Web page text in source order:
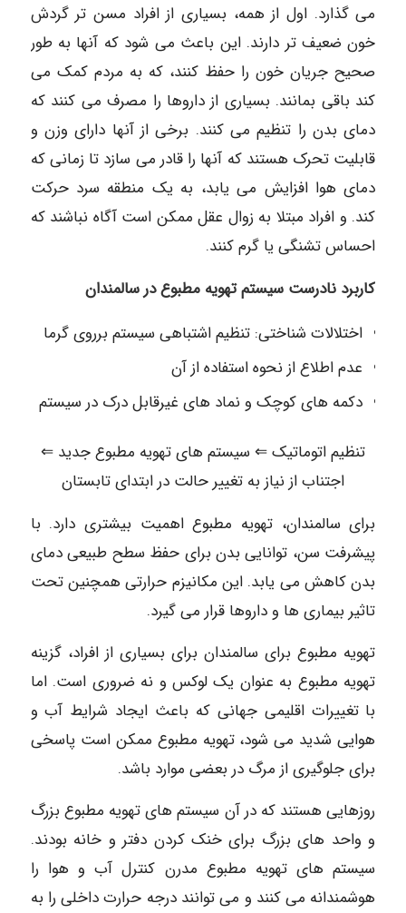
می گذارد. اول از همه، بسیاری از افراد مسن تر گردش
خون ضعیف تر دارند. این باعث می شود که آنها به طور
صحیح جریان خون را حفظ کنند، که به مردم کمک می
کند باقی بمانند. بسیاری از داروها را مصرف می کنند که
دمای بدن را تنظیم می کنند. برخی از آنها دارای وزن و
قابلیت تحرک هستند که آنها را قادر می سازد تا زمانی که
دمای هوا افزایش می یابد، به یک منطقه سرد حرکت
کند. و افراد مبتلا به زوال عقل ممکن است آگاه نباشند که
احساس تشنگی یا گرم کنند.
کاربرد نادرست سیستم تهویه مطبوع در سالمندان
اختلالات شناختی: تنظیم اشتباهی سیستم برروی گرما
عدم اطلاع از نحوه استفاده از آن
دکمه های کوچک و نماد های غیرقابل درک در سیستم
تنظیم اتوماتیک ⇐ سیستم های تهویه مطبوع جدید ⇐
اجتناب از نیاز به تغییر حالت در ابتدای تابستان
برای سالمندان، تهویه مطبوع اهمیت بیشتری دارد. با
پیشرفت سن، توانایی بدن برای حفظ سطح طبیعی دمای
بدن کاهش می یابد. این مکانیزم حرارتی همچنین تحت
تاثیر بیماری ها و داروها قرار می گیرد.
تهویه مطبوع برای سالمندان برای بسیاری از افراد، گزینه
تهویه مطبوع به عنوان یک لوکس و نه ضروری است. اما
با تغییرات اقلیمی جهانی که باعث ایجاد شرایط آب و
هوایی شدید می شود، تهویه مطبوع ممکن است پاسخی
برای جلوگیری از مرگ در بعضی موارد باشد.
روزهایی هستند که در آن سیستم های تهویه مطبوع بزرگ
و واحد های بزرگ برای خنک کردن دفتر و خانه بودند.
سیستم های تهویه مطبوع مدرن کنترل آب و هوا را
هوشمندانه می کنند و می توانند درجه حرارت داخلی را به